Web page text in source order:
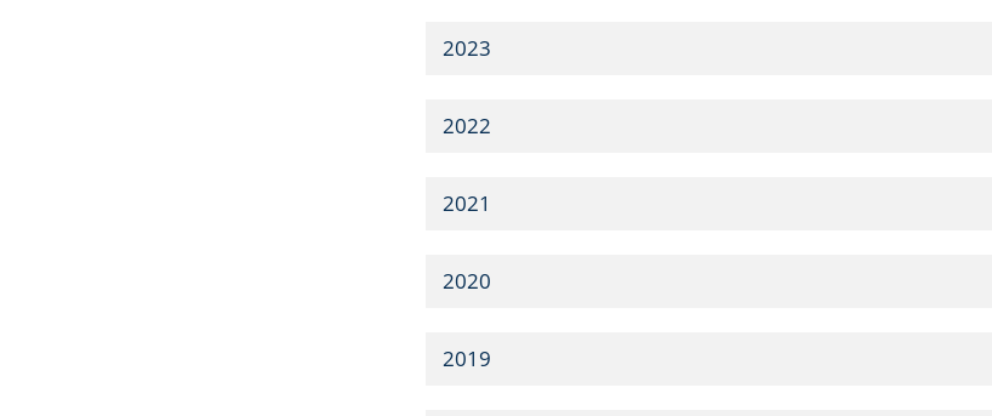
2023
2022
2021
2020
2019